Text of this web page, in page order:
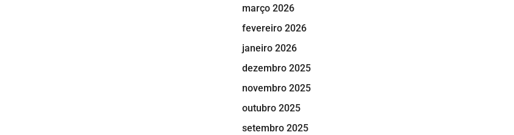
março 2026
fevereiro 2026
janeiro 2026
dezembro 2025
novembro 2025
outubro 2025
setembro 2025